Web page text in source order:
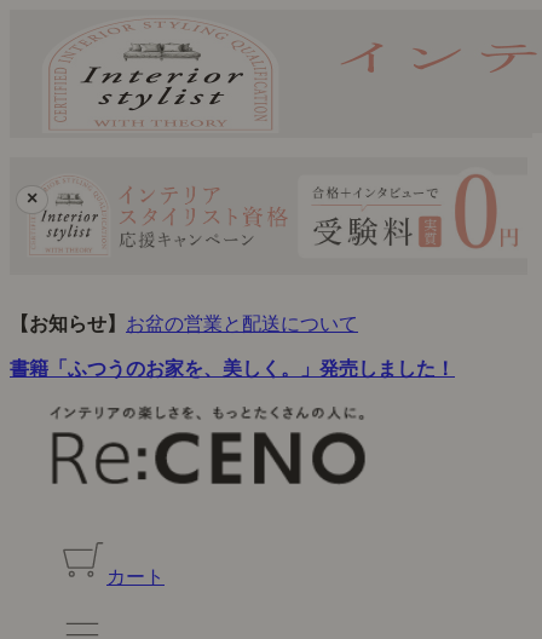
×
【お知らせ】 お盆の営業と配送について
書籍「ふつうのお家を、美しく。」発売しました！
カート